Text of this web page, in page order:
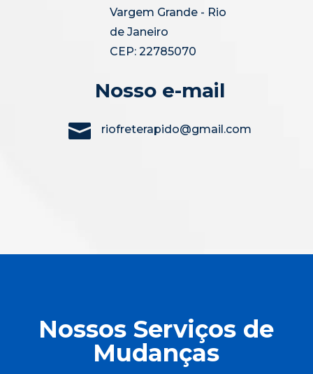
Vargem Grande - Rio
de Janeiro
CEP: 22785070
Nosso e-mail
 riofreterapido@gmail.com
Nossos Serviços de
Mudanças